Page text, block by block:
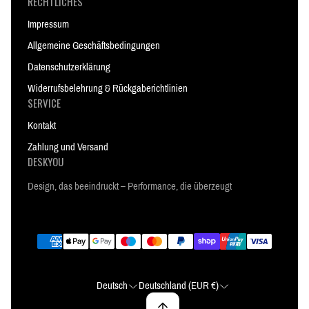
Impressum
Allgemeine Geschäftsbedingungen
Datenschutzerklärung
Widerrufsbelehrung & Rückgaberichtlinien
SERVICE
Kontakt
Zahlung und Versand
DESKYOU
Design, das beeindruckt – Performance, die überzeugt
Deutsch Deutschland (EUR €)